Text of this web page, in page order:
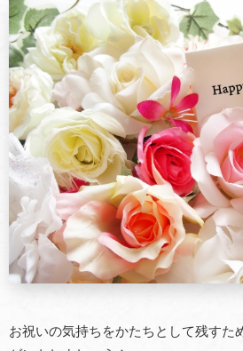
お祝いの気持ちをかたちとして残すた